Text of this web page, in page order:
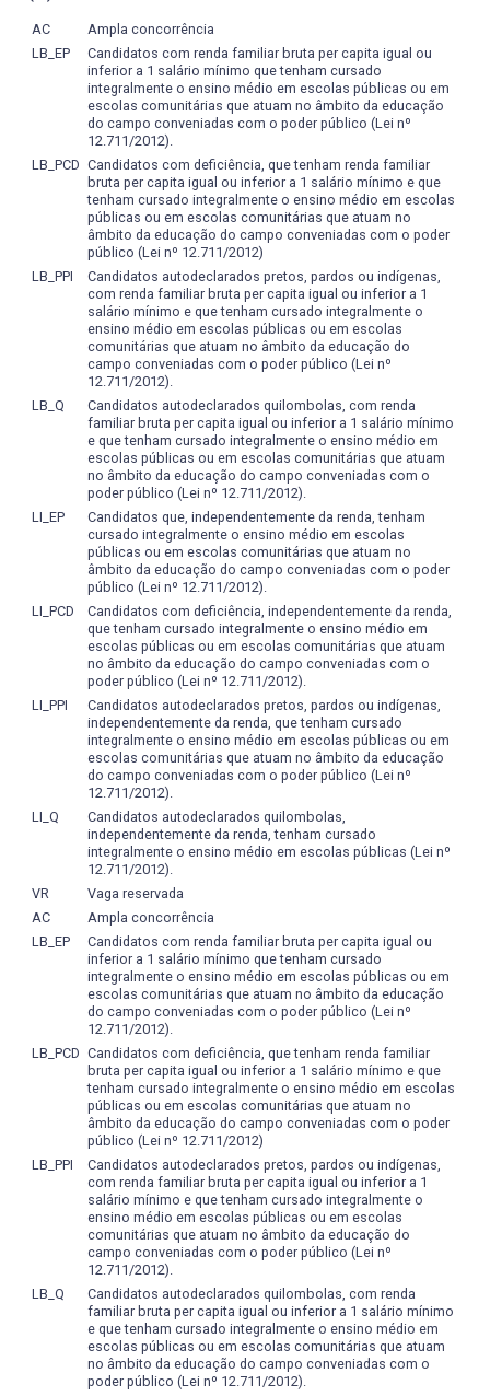
AC
Ampla concorrência
LB_EP
Candidatos com renda familiar bruta per capita igual ou
inferior a 1 salário mínimo que tenham cursado
integralmente o ensino médio em escolas públicas ou em
escolas comunitárias que atuam no âmbito da educação
do campo conveniadas com o poder público (Lei nº
12.711/2012).
LB_PCD Candidatos com deficiência, que tenham renda familiar
bruta per capita igual ou inferior a 1 salário mínimo e que
tenham cursado integralmente o ensino médio em escolas
públicas ou em escolas comunitárias que atuam no
âmbito da educação do campo conveniadas com o poder
público (Lei nº 12.711/2012)
LB_PPI
Candidatos autodeclarados pretos, pardos ou indígenas,
com renda familiar bruta per capita igual ou inferior a 1
salário mínimo e que tenham cursado integralmente o
ensino médio em escolas públicas ou em escolas
comunitárias que atuam no âmbito da educação do
campo conveniadas com o poder público (Lei nº
12.711/2012).
LB_Q
Candidatos autodeclarados quilombolas, com renda
familiar bruta per capita igual ou inferior a 1 salário mínimo
e que tenham cursado integralmente o ensino médio em
escolas públicas ou em escolas comunitárias que atuam
no âmbito da educação do campo conveniadas com o
poder público (Lei nº 12.711/2012).
LI_EP
Candidatos que, independentemente da renda, tenham
cursado integralmente o ensino médio em escolas
públicas ou em escolas comunitárias que atuam no
âmbito da educação do campo conveniadas com o poder
público (Lei nº 12.711/2012).
LI_PCD
Candidatos com deficiência, independentemente da renda,
que tenham cursado integralmente o ensino médio em
escolas públicas ou em escolas comunitárias que atuam
no âmbito da educação do campo conveniadas com o
poder público (Lei nº 12.711/2012).
LI_PPI
Candidatos autodeclarados pretos, pardos ou indígenas,
independentemente da renda, que tenham cursado
integralmente o ensino médio em escolas públicas ou em
escolas comunitárias que atuam no âmbito da educação
do campo conveniadas com o poder público (Lei nº
12.711/2012).
LI_Q
Candidatos autodeclarados quilombolas,
independentemente da renda, tenham cursado
integralmente o ensino médio em escolas públicas (Lei nº
12.711/2012).
VR
Vaga reservada
AC
Ampla concorrência
LB_EP
Candidatos com renda familiar bruta per capita igual ou
inferior a 1 salário mínimo que tenham cursado
integralmente o ensino médio em escolas públicas ou em
escolas comunitárias que atuam no âmbito da educação
do campo conveniadas com o poder público (Lei nº
12.711/2012).
LB_PCD Candidatos com deficiência, que tenham renda familiar
bruta per capita igual ou inferior a 1 salário mínimo e que
tenham cursado integralmente o ensino médio em escolas
públicas ou em escolas comunitárias que atuam no
âmbito da educação do campo conveniadas com o poder
público (Lei nº 12.711/2012)
LB_PPI
Candidatos autodeclarados pretos, pardos ou indígenas,
com renda familiar bruta per capita igual ou inferior a 1
salário mínimo e que tenham cursado integralmente o
ensino médio em escolas públicas ou em escolas
comunitárias que atuam no âmbito da educação do
campo conveniadas com o poder público (Lei nº
12.711/2012).
LB_Q
Candidatos autodeclarados quilombolas, com renda
familiar bruta per capita igual ou inferior a 1 salário mínimo
e que tenham cursado integralmente o ensino médio em
escolas públicas ou em escolas comunitárias que atuam
no âmbito da educação do campo conveniadas com o
poder público (Lei nº 12.711/2012).